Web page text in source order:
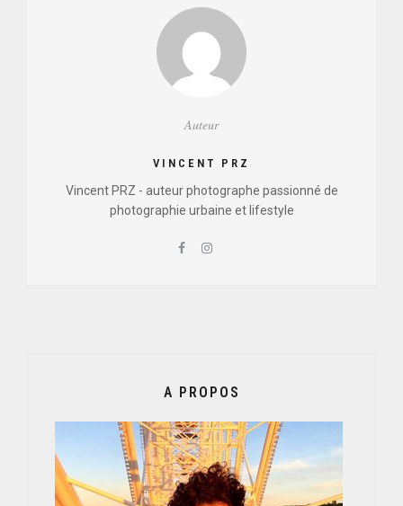
Auteur
VINCENT PRZ
Vincent PRZ - auteur photographe passionné de
photographie urbaine et lifestyle
A PROPOS